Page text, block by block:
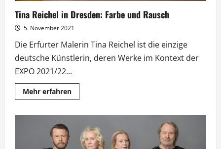
Tina Reichel in Dresden: Farbe und Rausch
5. November 2021
Die Erfurter Malerin Tina Reichel ist die einzige
deutsche Künstlerin, deren Werke im Kontext der
EXPO 2021/22...
Mehr erfahrenMehr
Informationen
Dresden:
Farbe
und